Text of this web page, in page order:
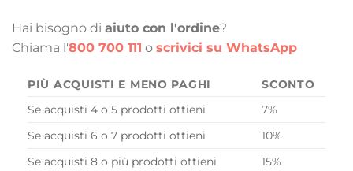
Hai bisogno di aiuto con l'ordine?
Chiama l'800 700 111 o scrivici su WhatsApp
PIÙ ACQUISTI E MENO PAGHI
SCONTO
Se acquisti 4 o 5 prodotti ottieni
7%
Se acquisti 6 o 7 prodotti ottieni
10%
Se acquisti 8 o più prodotti ottieni
15%